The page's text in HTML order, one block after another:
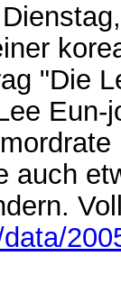
"Die
Eun-
auch